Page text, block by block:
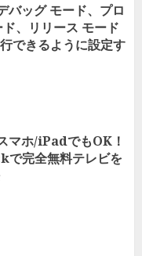
バッグ モード、プロ
、リリース モード
できるように設定す
マホ/iPadでもOK！
完全無料テレビを